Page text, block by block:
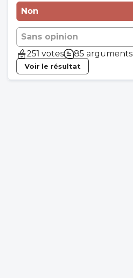
Non
Sans opinion
251 votes
85 arguments
Voir le résultat